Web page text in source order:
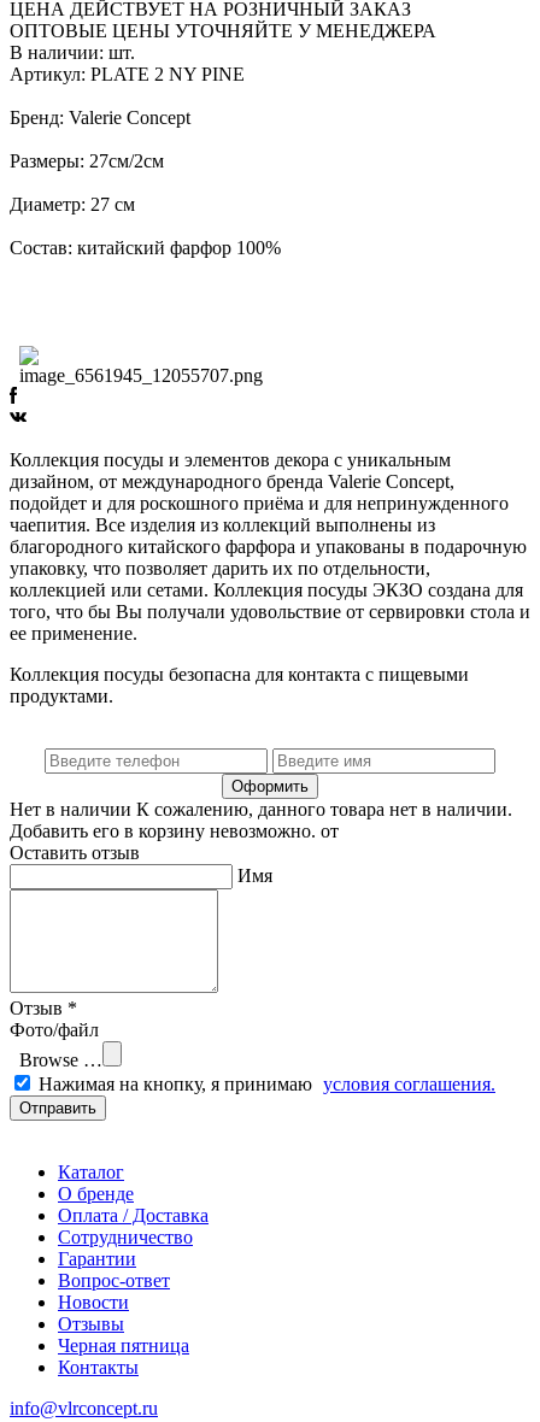
ЦЕНА ДЕЙСТВУЕТ НА РОЗНИЧНЫЙ ЗАКАЗ
ОПТОВЫЕ ЦЕНЫ УТОЧНЯЙТЕ У МЕНЕДЖЕРА
В наличии: шт.
Артикул: PLATE 2 NY PINE
Бренд: Valerie Concept
Размеры: 27см/2см
Диаметр: 27 см
Состав: китайский фарфор 100%
Коллекция посуды и элементов декора с уникальным
дизайном, от международного бренда Valerie Concept,
подойдет и для роскошного приёма и для непринужденного
чаепития. Все изделия из коллекций выполнены из
благородного китайского фарфора и упакованы в подарочную
упаковку, что позволяет дарить их по отдельности,
коллекцией или сетами. Коллекция посуды ЭКЗО создана для
того, что бы Вы получали удовольствие от сервировки стола и
ее применение.
Коллекция посуды безопасна для контакта с пищевыми
продуктами.
Нет в наличии К сожалению, данного товара нет в наличии.
Добавить его в корзину невозможно. от
Оставить отзыв
Имя
Отзыв *
Фото/файл
Browse …
Нажимая на кнопку, я принимаю условия соглашения.
Отправить
Каталог
О бренде
Оплата / Доставка
Сотрудничество
Гарантии
Вопрос-ответ
Новости
Отзывы
Черная пятница
Контакты
info@vlrconcept.ru